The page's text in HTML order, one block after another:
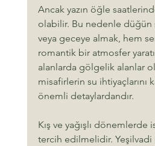
Ancak yazın öğle
olabilir. Bu nedenle düğün
veya geceye almak, hem
romantik bir atmosfer
alanlarda gölgelik alanlar
misafirlerin su ihtiyaçlarını
önemli detaylardandır.
Kış ve yağışlı dönemlerde
tercih edilmelidir.